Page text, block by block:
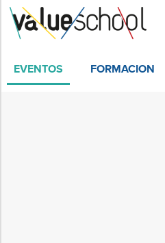
EVENTOS FORMACION